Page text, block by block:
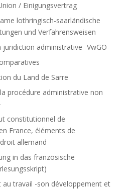
/ Einigungsvertrag
lothringisch-saarländische
und Verfahrensweisen
juridiction administrative -VwGO-
du Land de Sarre
la procédure administrative non
constitutionnel de
France, éléments de
allemand
in das französische
au travail -son développement et